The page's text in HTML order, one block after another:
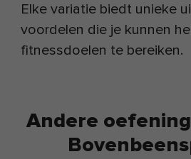
Elke variatie biedt unieke
voordelen die je kunnen
fitnessdoelen te bereiken.
Andere